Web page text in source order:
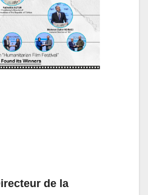
de la